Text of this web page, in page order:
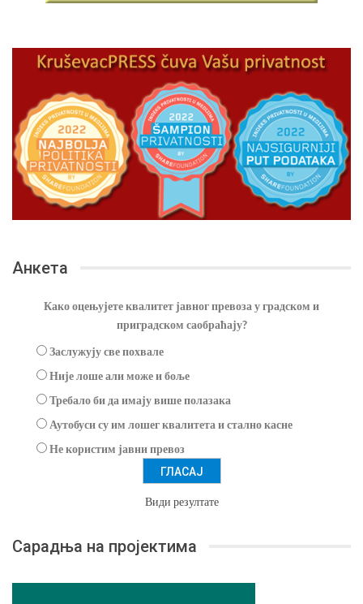
Анкета
Како оцењујете квалитет јавног превоза у градском и
приградском саобраћају?
Заслужују све похвале
Није лоше али може и боље
Требало би да имају више полазака
Аутобуси су им лошег квалитета и стално касне
Не користим јавни превоз
Види резултате
Сарадња на пројектима